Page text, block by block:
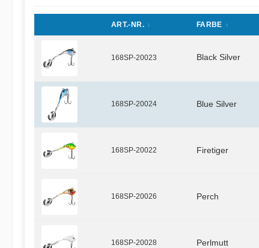
ART.-NR. FARBE
168SP-20023 Black Silver
168SP-20024 Blue Silver
168SP-20022 Firetiger
168SP-20026 Perch
168SP-20028 Perlmutt